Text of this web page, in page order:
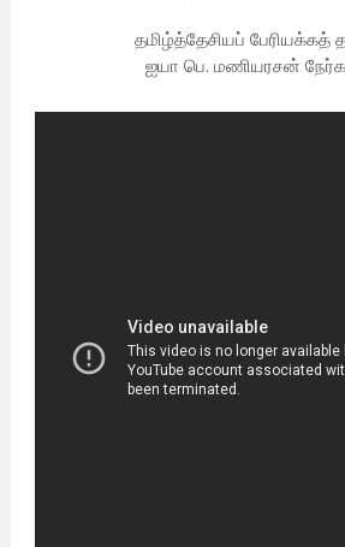
தமிழ்த்தேசியப் பேரியக்கத்
ஐயா பெ. மணியரசன்